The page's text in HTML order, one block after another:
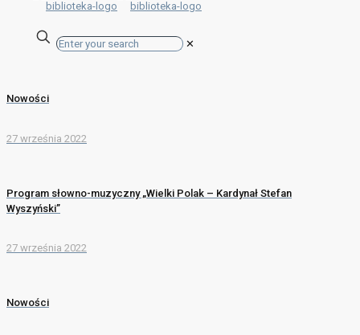
✕
Nowości
27 września 2022
Program słowno-muzyczny „Wielki Polak – Kardynał Stefan
Wyszyński”
27 września 2022
Nowości